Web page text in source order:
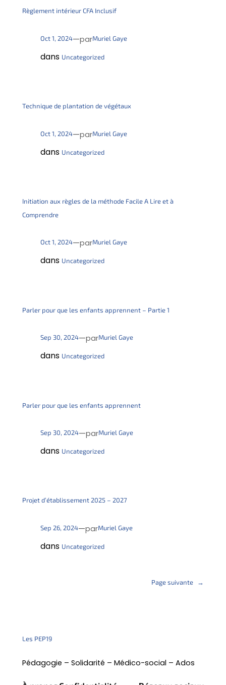
Règlement intérieur CFA Inclusif
Oct 1, 2024—parMuriel Gaye
dans Uncategorized
Technique de plantation de végétaux
Oct 1, 2024—parMuriel Gaye
dans Uncategorized
Initiation aux règles de la méthode Facile A Lire et à
Comprendre
Oct 1, 2024—parMuriel Gaye
dans Uncategorized
Parler pour que les enfants apprennent – Partie 1
Sep 30, 2024—parMuriel Gaye
dans Uncategorized
Parler pour que les enfants apprennent
Sep 30, 2024—parMuriel Gaye
dans Uncategorized
Projet d’établissement 2025 – 2027
Sep 26, 2024—parMuriel Gaye
dans Uncategorized
Page suivante →
Les PEP19
Pédagogie – Solidarité – Médico-social – Ados